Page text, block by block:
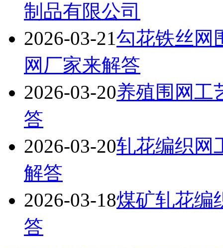
制品有限公司
2026-03-21勾花铁丝网
网厂家来解答
2026-03-20养殖围网工
答
2026-03-20轧花编织网
解答
2026-03-18煤矿轧花编
答